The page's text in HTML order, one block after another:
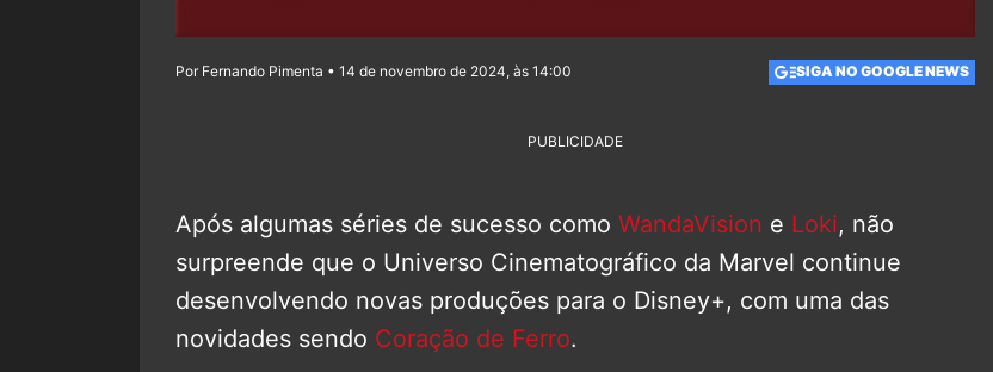
Por Fernando Pimenta • 14 de novembro de 2024, às 14:00 SIGA NO GOOGLE NEWS
PUBLICIDADE
Após algumas séries de sucesso como WandaVision e Loki, não
surpreende que o Universo Cinematográfico da Marvel continue
desenvolvendo novas produções para o Disney+, com uma das
novidades sendo Coração de Ferro.